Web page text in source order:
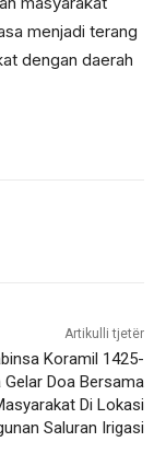
menjadi terang
dengan daerah
Artikulli tjetër
Koramil 1425-
Doa Bersama
Di Lokasi
Saluran Irigasi